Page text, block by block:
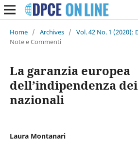
Home / Archives / Vol. 42 No. 1 (2020):
Note e Commenti
La garanzia europea
dell’indipendenza
nazionali
Laura Montanari